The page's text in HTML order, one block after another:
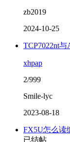
zb2019
2024-10-25
TCP7022nt
xhpap
2/999
Smile-lyc
2023-08-18
FX5U怎么读
已结帖